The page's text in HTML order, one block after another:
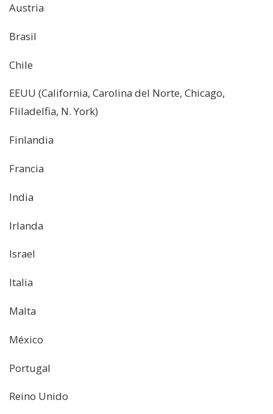
Austria
Brasil
Chile
EEUU (California, Carolina del Norte, Chicago,
Fliladelfia, N. York)
Finlandia
Francia
India
Irlanda
Israel
Italia
Malta
México
Portugal
Reino Unido